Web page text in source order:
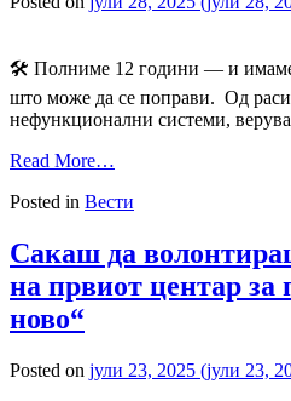
🛠️ Полниме 12 години — и имаме
што може да се поправи. Од
нефункционални системи,
Read More…
Posted in Вести
Сакаш да
на првиот центар
ново“
Posted on јули 23, 2025 (јули 23,